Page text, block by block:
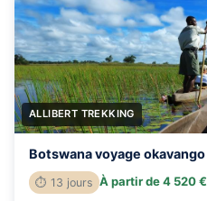
ALLIBERT TREKKING
Botswana voyage okavango
⏱ 13 jours À partir de 4 520 €